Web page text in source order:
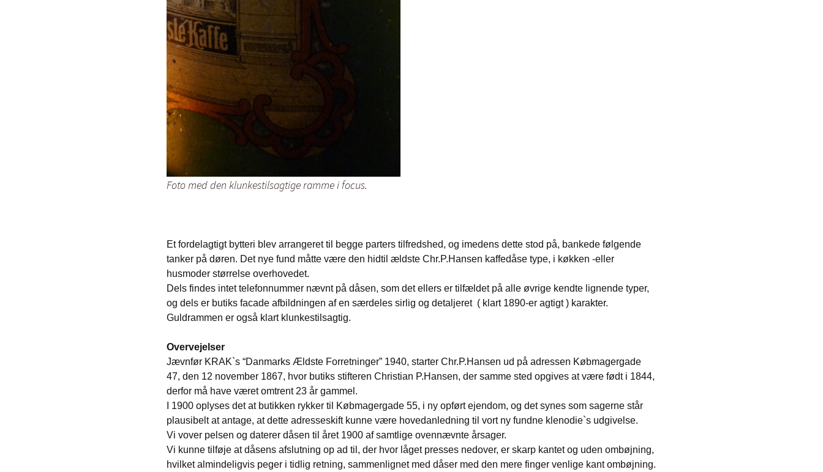
Foto med den klunkestilsagtige ramme i focus.
Et fordelagtigt bytteri blev arrangeret til begge parters tilfredshed, og imedens dette stod på, bankede følgende
tanker på døren. Det nye fund måtte være den hidtil ældste Chr.P.Hansen kaffedåse type, i køkken -eller
husmoder størrelse overhovedet.
Dels findes intet telefonnummer nævnt på dåsen, som det ellers er tilfældet på alle øvrige kendte lignende typer,
og dels er butiks facade afbildningen af en særdeles sirlig og detaljeret ( klart 1890-er agtigt ) karakter.
Guldrammen er også klart klunkestilsagtig.
Overvejelser
Jævnfør KRAK`s “Danmarks Ældste Forretninger” 1940, starter Chr.P.Hansen ud på adressen Købmagergade
47, den 12 november 1867, hvor butiks stifteren Christian P.Hansen, der samme sted opgives at være født i 1844,
derfor må have været omtrent 23 år gammel.
I 1900 oplyses det at butikken rykker til Købmagergade 55, i ny opført ejendom, og det synes som sagerne står
plausibelt at antage, at dette adresseskift kunne være hovedanledning til vort ny fundne klenodie`s udgivelse.
Vi vover pelsen og daterer dåsen til året 1900 af samtlige ovennævnte årsager.
Vi kunne tilføje at dåsens afslutning op ad til, der hvor låget presses nedover, er skarp kantet og uden ombøjning,
hvilket almindeligvis peger i tidlig retning, sammenlignet med dåser med den mere finger venlige kant ombøjning.